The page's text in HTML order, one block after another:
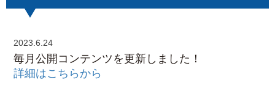
2023.6.24
毎月公開コンテンツを更新しました！
詳細はこちらから